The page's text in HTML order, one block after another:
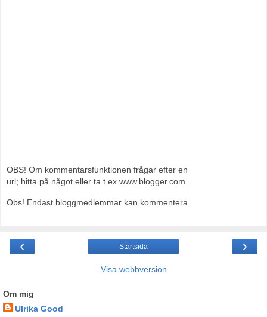
OBS! Om kommentarsfunktionen frågar efter en
url; hitta på något eller ta t ex www.blogger.com.
Obs! Endast bloggmedlemmar kan kommentera.
‹ ›
Startsida
Visa webbversion
Om mig
Ulrika Good